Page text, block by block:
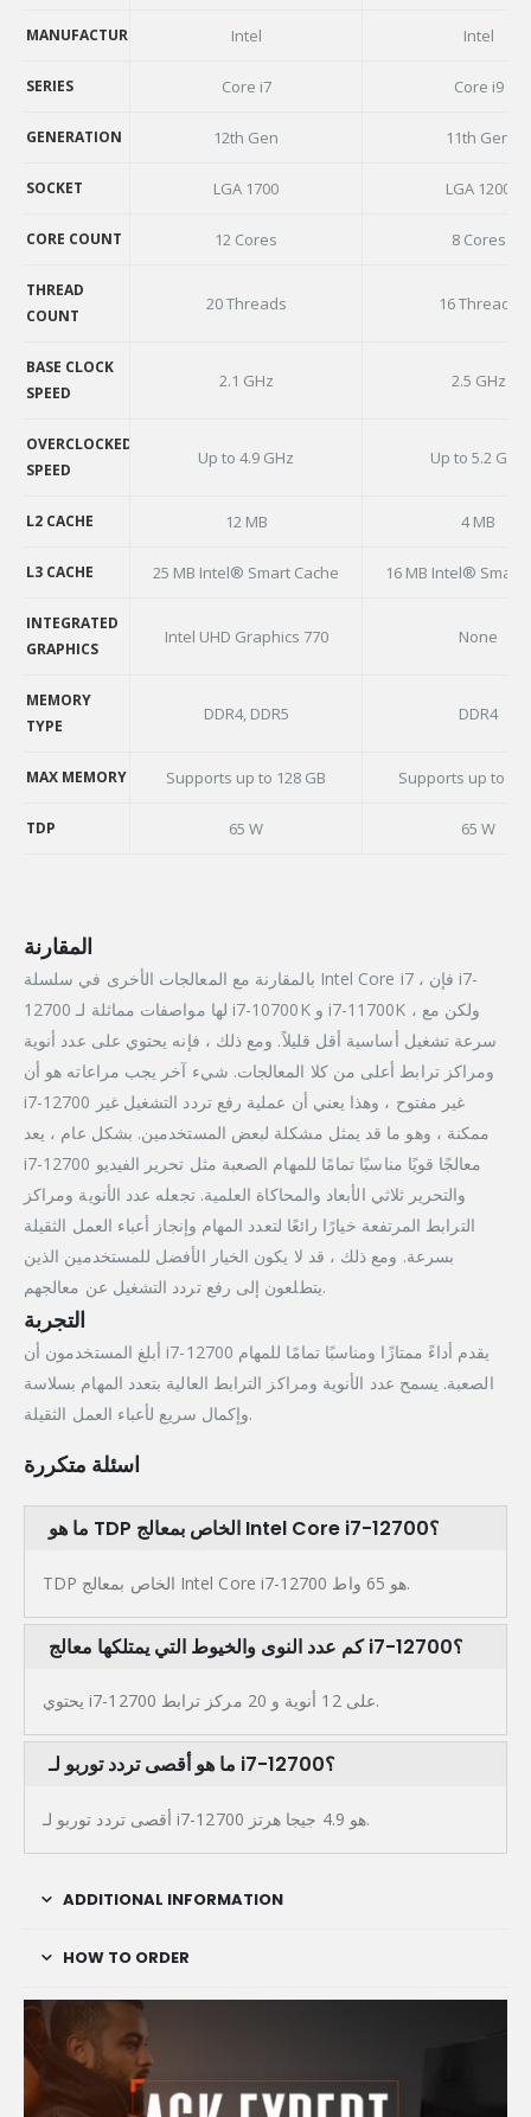
MANUFACTURER Intel Intel
SERIES Core i7 Core i9
GENERATION 12th Gen 11th Gen
SOCKET LGA 1700 LGA 1200
CORE COUNT 12 Cores 8 Cores
THREAD
COUNT
20 Threads 16 Threads
BASE CLOCK
SPEED
2.1 GHz 2.5 GHz
OVERCLOCKED
SPEED
Up to 4.9 GHz Up to 5.2 GHz
L2 CACHE 12 MB 4 MB
L3 CACHE 25 MB Intel® Smart Cache 16 MB Intel® Smart
INTEGRATED
GRAPHICS
Intel UHD Graphics 770 None
MEMORY
TYPE
DDR4, DDR5 DDR4
MAX MEMORY Supports up to 128 GB Supports up to
TDP 65 W 65 W
AVAILABILITY
MANUFACTURER
SERIES
GENERATION
SOCKET
CORE COUNT
COUNT
SPEED
SPEED
L2 CACHE
L3 CACHE
GRAPHICS
TYPE
MAX MEMORY
المقارنة
بالمقارنة مع المعالجات الأخرى في سلسلة Intel Core i7 ، فإن i7-
12700 لها مواصفات مماثلة لـ i7-10700K و i7-11700K ، ولكن مع
سرعة تشغيل أساسية أقل قليلاً. ومع ذلك ، فإنه يحتوي على عدد أنوية
ومراكز ترابط أعلى من كلا المعالجات. شيء آخر يجب مراعاته هو أن
i7-12700 غير مفتوح ، وهذا يعني أن عملية رفع تردد التشغيل غير
ممكنة ، وهو ما قد يمثل مشكلة لبعض المستخدمين. بشكل عام ، يعد
i7-12700 معالجًا قويًا مناسبًا تمامًا للمهام الصعبة مثل تحرير الفيديو
والتحرير ثلاثي الأبعاد والمحاكاة العلمية. تجعله عدد الأنوية ومراكز
الترابط المرتفعة خيارًا رائعًا لتعدد المهام وإنجاز أعباء العمل الثقيلة
بسرعة. ومع ذلك ، قد لا يكون الخيار الأفضل للمستخدمين الذين
يتطلعون إلى رفع تردد التشغيل عن معالجهم.
التجربة
أبلغ المستخدمون أن i7-12700 يقدم أداءً ممتازًا ومناسبًا تمامًا للمهام
الصعبة. يسمح عدد الأنوية ومراكز الترابط العالية بتعدد المهام بسلاسة
وإكمال سريع لأعباء العمل الثقيلة.
اسئلة متكررة
ما هو TDP الخاص بمعالج Intel Core i7-12700؟
TDP الخاص بمعالج Intel Core i7-12700 هو 65 واط.
كم عدد النوى والخيوط التي يمتلكها معالج i7-12700؟
يحتوي i7-12700 على 12 أنوية و 20 مركز ترابط.
ما هو أقصى تردد توربو لـ i7-12700؟
أقصى تردد توربو لـ i7-12700 هو 4.9 جيجا هرتز.
ADDITIONAL INFORMATION
HOW TO ORDER